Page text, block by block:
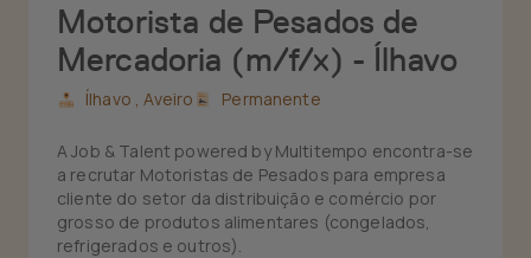
Motorista de Pesados de
Mercadoria (m/f/x) - Ílhavo
Ílhavo ,Aveiro Permanente
A Job & Talent powered by Multitempo encontra-se
a recrutar Motoristas de Pesados para empresa
cliente do setor da distribuição e comércio por
grosso de produtos alimentares (congelados,
refrigerados e outros).